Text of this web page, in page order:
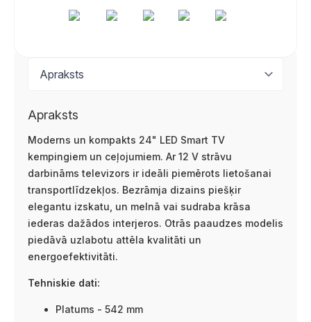
Apraksts
Moderns un kompakts 24" LED Smart TV
kempingiem un ceļojumiem. Ar 12 V strāvu
darbināms televizors ir ideāli piemērots lietošanai
transportlīdzekļos. Bezrāmja dizains piešķir
elegantu izskatu, un melnā vai sudraba krāsa
iederas dažādos interjeros. Otrās paaudzes modelis
piedāvā uzlabotu attēla kvalitāti un
energoefektivitāti.
Tehniskie dati:
Platums - 542 mm